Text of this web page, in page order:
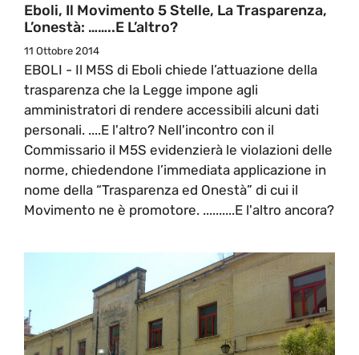
Eboli, Il Movimento 5 Stelle, La Trasparenza,
L’onestà: ……..E L’altro?
11 Ottobre 2014
EBOLI - Il M5S di Eboli chiede l’attuazione della
trasparenza che la Legge impone agli
amministratori di rendere accessibili alcuni dati
personali. ....E l'altro? Nell'incontro con il
Commissario il M5S evidenzierà le violazioni delle
norme, chiedendone l’immediata applicazione in
nome della “Trasparenza ed Onestà” di cui il
Movimento ne è promotore. ..........E l'altro ancora?